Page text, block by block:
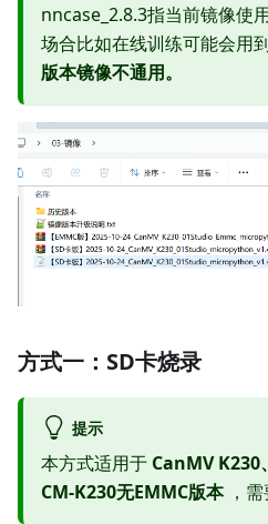
nncase_2.8.3指当前镜像使
场合比如在线训练可能会用到
版本镜像不通用。
方式一：SD卡烧录
提示
本方式适用于 CanMV
CM-K230无EMMC版本，需